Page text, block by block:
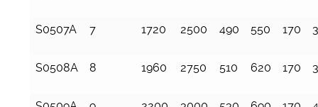
S0507A 7 1720 2500 490 550 170
S0508A 8 1960 2750 510 620 170